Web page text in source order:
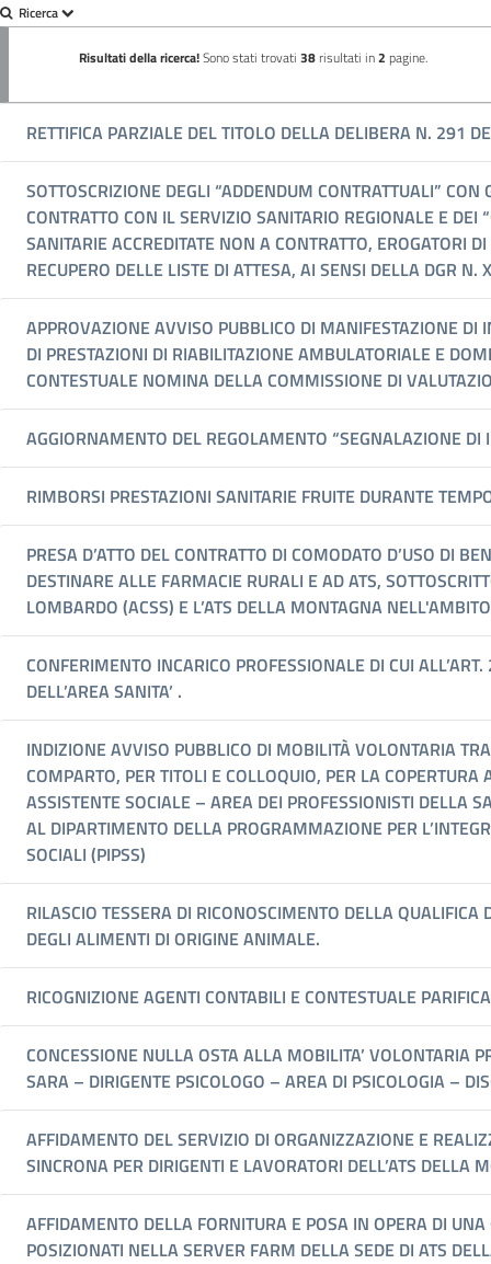
Ricerca
Risultati della ricerca!Sono stati trovati 38 risultati in2 pagine.
RETTIFICA PARZIALE DEL TITOLO DELLA DELIBERA N. 291
SOTTOSCRIZIONE DEGLI “ADDENDUM CONTRATTUALI”
CONTRATTO CON IL SERVIZIO SANITARIO REGIONALE E DEI
SANITARIE ACCREDITATE NON A CONTRATTO, EROGATORI
RECUPERO DELLE LISTE DI ATTESA, AI SENSI DELLA DGR
APPROVAZIONE AVVISO PUBBLICO DI MANIFESTAZIONE DI
DI PRESTAZIONI DI RIABILITAZIONE AMBULATORIALE E
CONTESTUALE NOMINA DELLA COMMISSIONE DI
AGGIORNAMENTO DEL REGOLAMENTO “SEGNALAZIONE
RIMBORSI PRESTAZIONI SANITARIE FRUITE DURANTE
PRESA D’ATTO DEL CONTRATTO DI COMODATO D’USO DI
DESTINARE ALLE FARMACIE RURALI E AD ATS,
LOMBARDO (ACSS) E L’ATS DELLA MONTAGNA
CONFERIMENTO INCARICO PROFESSIONALE DI CUI
DELL’AREA SANITA’ .
INDIZIONE AVVISO PUBBLICO DI MOBILITÀ VOLONTARIA
COMPARTO, PER TITOLI E COLLOQUIO, PER LA
ASSISTENTE SOCIALE – AREA DEI PROFESSIONISTI DELLA
AL DIPARTIMENTO DELLA PROGRAMMAZIONE PER
SOCIALI (PIPSS)
RILASCIO TESSERA DI RICONOSCIMENTO DELLA
DEGLI ALIMENTI DI ORIGINE ANIMALE.
RICOGNIZIONE AGENTI CONTABILI E CONTESTUALE
CONCESSIONE NULLA OSTA ALLA MOBILITA’ VOLONTARIA
SARA – DIRIGENTE PSICOLOGO – AREA DI PSICOLOGIA –
AFFIDAMENTO DEL SERVIZIO DI ORGANIZZAZIONE E
SINCRONA PER DIRIGENTI E LAVORATORI DELL’ATS
AFFIDAMENTO DELLA FORNITURA E POSA IN OPERA DI
POSIZIONATI NELLA SERVER FARM DELLA SEDE DI ATS